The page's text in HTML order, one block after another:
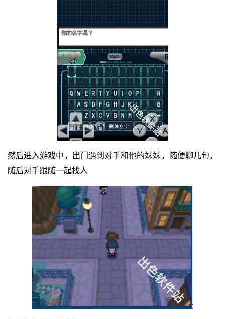
然后进入游戏中，出门遇到对手和他的妹妹，随便聊几句，
随后对手跟随一起找人